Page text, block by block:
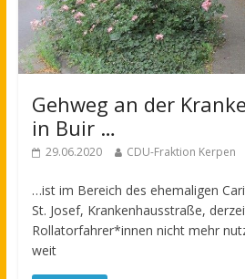
Gehweg an der
in Buir …
29.06.2020 CDU-Fraktion Kerpen
…ist im Bereich des ehemaligen
St. Josef, Krankenhausstraße,
Rollatorfahrer*innen nicht mehr
weit